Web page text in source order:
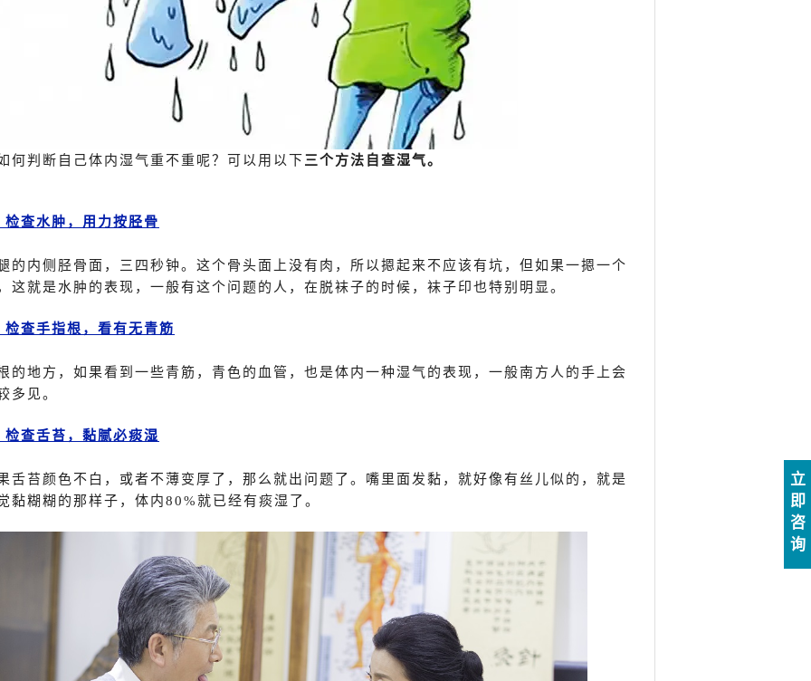
何判断自己体内湿气重不重呢？可以用以下 三个方法自查湿气。
检查水肿，用力按胫骨
的内侧胫骨面，三四秒钟。这个骨头面上没有肉，所以摁起来不应该有坑，但如果一摁一个
这就是水肿的表现，一般有这个问题的人，在脱袜子的时候，袜子印也特别明显。
检查手指根，看有无青筋
的地方，如果看到一些青筋，青色的血管，也是体内一种湿气的表现，一般南方人的手上会
多见。
检查舌苔，黏腻必痰湿
舌苔颜色不白，或者不薄变厚了，那么就出问题了。嘴里面发黏，就好像有丝儿似的，就是
黏糊糊的那样子，体内80%就已经有痰湿了。
立
即
咨
询